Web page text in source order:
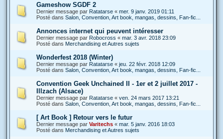
Gameshow SGDF 2
Dernier message par Ratatarse « mer. 9 janv. 2019 01:11
Posté dans Salon, Convention, Art book, mangas, dessins, Fan-fic...
Annonces internet qui peuvent intéresser
Dernier message par Robocross « mar. 3 avr. 2018 23:09
Posté dans Merchandising et Autres sujets
Wonderfest 2018 (Winter)
Dernier message par Ratatarse « jeu. 22 févr. 2018 12:09
Posté dans Salon, Convention, Art book, mangas, dessins, Fan-fic...
Convention Geek Unchained II - 1er et 2 juillet 2017 -
Illzach (Alsace)
Dernier message par Ratatarse « ven. 24 mars 2017 13:21
Posté dans Salon, Convention, Art book, mangas, dessins, Fan-fic...
[ Art Book ] Retour vers le futur
Dernier message par Varitechs « mar. 5 janv. 2016 18:03
Posté dans Merchandising et Autres sujets